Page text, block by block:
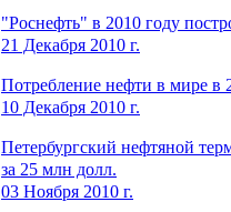
"Роснефть" в 2010 году
21 Декабря 2010 г.
Потребление нефти в мире в
10 Декабря 2010 г.
Петербургский нефтяной
за 25 млн долл.
03 Ноября 2010 г.